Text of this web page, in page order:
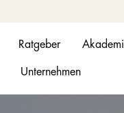
Ratgeber
Unternehmen